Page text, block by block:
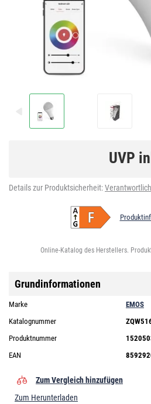
UVP
Details zur Produktsicherheit:
Online-Katalog des Herstellers.
Grundinformationen
Marke
EMOS
Katalognummer
Produktnummer
EAN
Zum Vergleich hinzufügen
Zum Herunterladen